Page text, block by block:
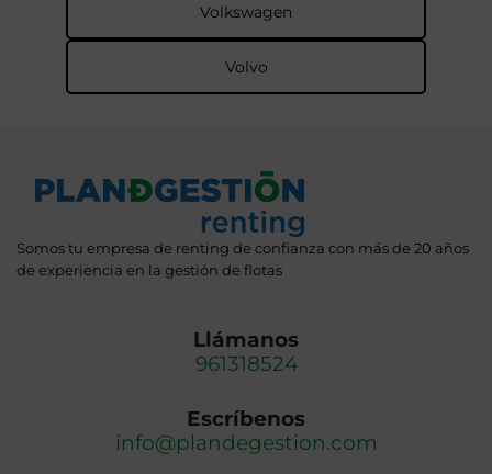
Volkswagen
Volvo
Somos tu empresa de renting de confianza con más de 20 años
de experiencia en la gestión de flotas
Llámanos
961318524
Escríbenos
info@plandegestion.com